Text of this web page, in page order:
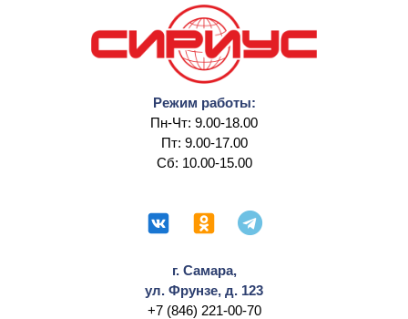
Режим работы:
Пн-Чт: 9.00-18.00
Пт: 9.00-17.00
Сб: 10.00-15.00
г. Самара,
ул. Фрунзе, д. 123
+7 (846) 221-00-70